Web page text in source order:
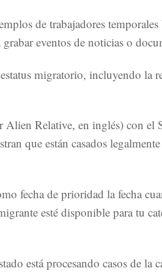
de trabajadores temporales
eventos de noticias o
migratorio, incluyendo la
Alien Relative, en inglés) con el
que están casados
fecha de prioridad la fecha
esté disponible para tu
está procesando casos de la